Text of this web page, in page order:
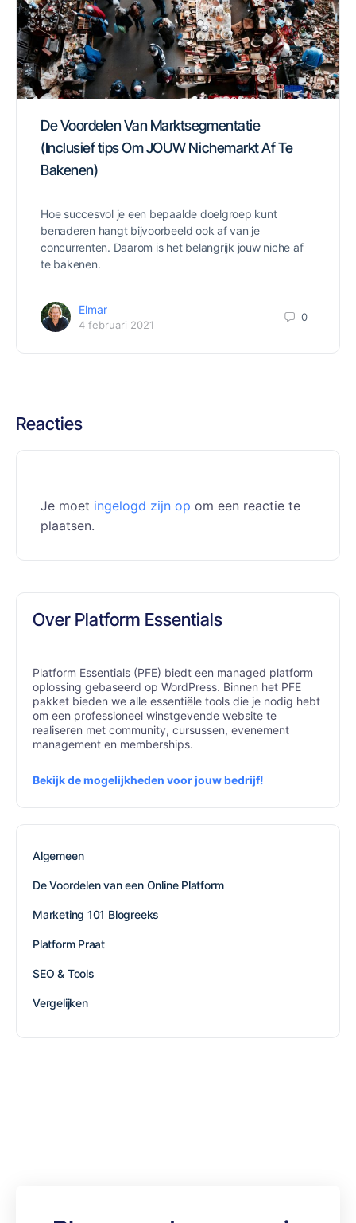
De Voordelen Van Marktsegmentatie
(Inclusief tips Om JOUW Nichemarkt Af Te
Bakenen)
Hoe succesvol je een bepaalde doelgroep kunt
benaderen hangt bijvoorbeeld ook af van je
concurrenten. Daarom is het belangrijk jouw niche af
te bakenen.
Elmar
4 februari 2021
0
Reacties
Je moet ingelogd zijn op om een reactie te
plaatsen.
Over Platform Essentials
Platform Essentials (PFE) biedt een managed platform
oplossing gebaseerd op WordPress. Binnen het PFE
pakket bieden we alle essentiële tools die je nodig hebt
om een professioneel winstgevende website te
realiseren met community, cursussen, evenement
management en memberships.
Bekijk de mogelijkheden voor jouw bedrijf!
Algemeen
De Voordelen van een Online Platform
Marketing 101 Blogreeks
Platform Praat
SEO & Tools
Vergelijken